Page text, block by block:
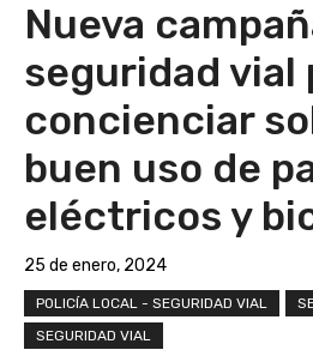
Nueva
seguridad vial
concienciar
buen uso de
eléctricos y
25 de enero, 2024
POLICÍA LOCAL - SEGURIDAD VIAL
SEGURIDAD VIAL